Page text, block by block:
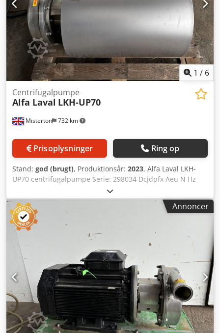
1 / 6
Misterton 732 km
Centrifugalpumpe
Alfa Laval LKH-UP70
Prisoplysninger Ring op
Stand: god (brugt), Produktionsår: 2023, Alfa Laval LKH-
UP70 centrifugalpumpe Serie: 298034 Dcjdpfx Aeu N Hz
Seg Dek 2023, rustfri centrifugalpumpe, 22 kW motor, 3-
faset
Annoncer